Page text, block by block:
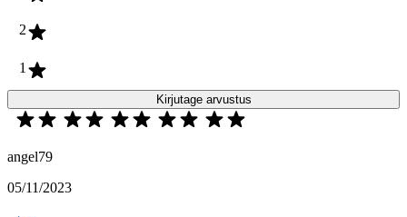
2
1
Kirjutage arvustus
angel79
05/11/2023